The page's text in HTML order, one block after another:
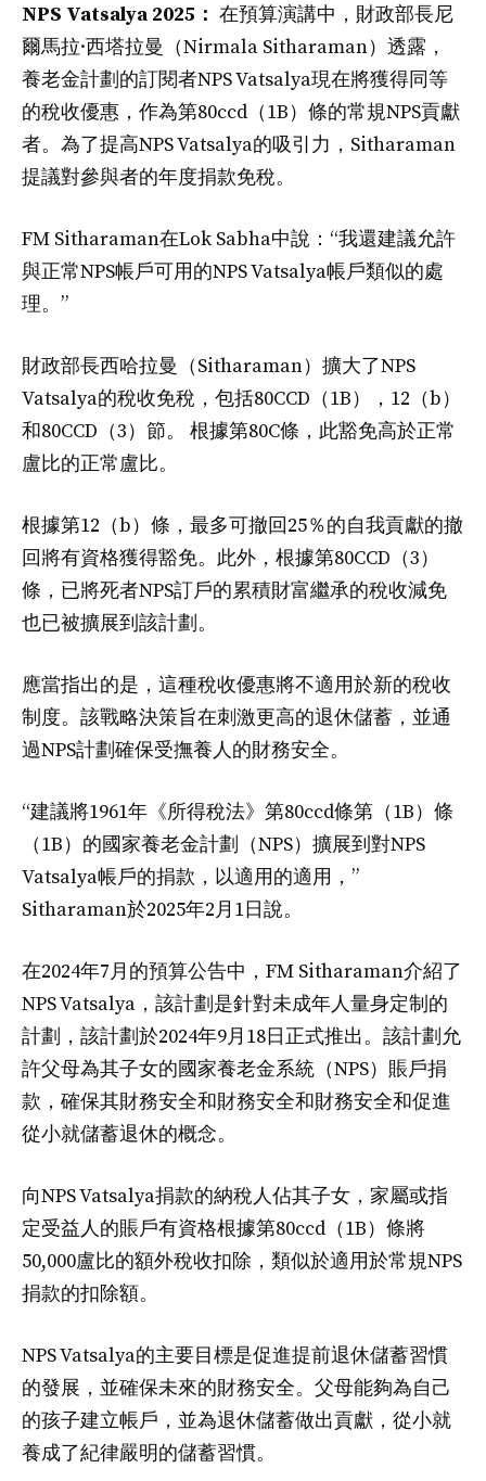
NPS Vatsalya 2025： 在預算演講中，財政部長尼
爾馬拉·西塔拉曼（Nirmala Sitharaman）透露，
養老金計劃的訂閱者NPS Vatsalya現在將獲得同等
的稅收優惠，作為第80ccd（1B）條的常規NPS貢獻
者。為了提高NPS Vatsalya的吸引力，Sitharaman
提議對參與者的年度捐款免稅。
FM Sitharaman在Lok Sabha中說：“我還建議允許
與正常NPS帳戶可用的NPS Vatsalya帳戶類似的處
理。”
財政部長西哈拉曼（Sitharaman）擴大了NPS
Vatsalya的稅收免稅，包括80CCD（1B），12（b）
和80CCD（3）節。 根據第80C條，此豁免高於正常
盧比的正常盧比。
根據第12（b）條，最多可撤回25％的自我貢獻的撤
回將有資格獲得豁免。此外，根據第80CCD（3）
條，已將死者NPS訂戶的累積財富繼承的稅收減免
也已被擴展到該計劃。
應當指出的是，這種稅收優惠將不適用於新的稅收
制度。該戰略決策旨在刺激更高的退休儲蓄，並通
過NPS計劃確保受撫養人的財務安全。
“建議將1961年《所得稅法》第80ccd條第（1B）條
（1B）的國家養老金計劃（NPS）擴展到對NPS
Vatsalya帳戶的捐款，以適用的適用，”
Sitharaman於2025年2月1日說。
在2024年7月的預算公告中，FM Sitharaman介紹了
NPS Vatsalya，該計劃是針對未成年人量身定制的
計劃，該計劃於2024年9月18日正式推出。該計劃允
許父母為其子女的國家養老金系統（NPS）賬戶捐
款，確保其財務安全和財務安全和財務安全和促進
從小就儲蓄退休的概念。
向NPS Vatsalya捐款的納稅人佔其子女，家屬或指
定受益人的賬戶有資格根據第80ccd（1B）條將
50,000盧比的額外稅收扣除，類似於適用於常規NPS
捐款的扣除額。
NPS Vatsalya的主要目標是促進提前退休儲蓄習慣
的發展，並確保未來的財務安全。父母能夠為自己
的孩子建立帳戶，並為退休儲蓄做出貢獻，從小就
養成了紀律嚴明的儲蓄習慣。